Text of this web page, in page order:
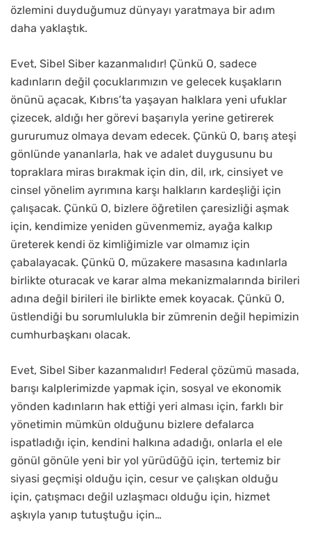
özlemini duyduğumuz dünyayı yaratmaya bir adım
daha yaklaştık.
Evet, Sibel Siber kazanmalıdır! Çünkü O, sadece
kadınların değil çocuklarımızın ve gelecek kuşakların
önünü açacak, Kıbrıs’ta yaşayan halklara yeni ufuklar
çizecek, aldığı her görevi başarıyla yerine getirerek
gururumuz olmaya devam edecek. Çünkü O, barış ateşi
gönlünde yananlarla, hak ve adalet duygusunu bu
topraklara miras bırakmak için din, dil, ırk, cinsiyet ve
cinsel yönelim ayrımına karşı halkların kardeşliği için
çalışacak. Çünkü O, bizlere öğretilen çaresizliği aşmak
için, kendimize yeniden güvenmemiz, ayağa kalkıp
üreterek kendi öz kimliğimizle var olmamız için
çabalayacak. Çünkü O, müzakere masasına kadınlarla
birlikte oturacak ve karar alma mekanizmalarında birileri
adına değil birileri ile birlikte emek koyacak. Çünkü O,
üstlendiği bu sorumlulukla bir zümrenin değil hepimizin
cumhurbaşkanı olacak.
Evet, Sibel Siber kazanmalıdır! Federal çözümü masada,
barışı kalplerimizde yapmak için, sosyal ve ekonomik
yönden kadınların hak ettiği yeri alması için, farklı bir
yönetimin mümkün olduğunu bizlere defalarca
ispatladığı için, kendini halkına adadığı, onlarla el ele
gönül gönüle yeni bir yol yürüdüğü için, tertemiz bir
siyasi geçmişi olduğu için, cesur ve çalışkan olduğu
için, çatışmacı değil uzlaşmacı olduğu için, hizmet
aşkıyla yanıp tutuştuğu için…